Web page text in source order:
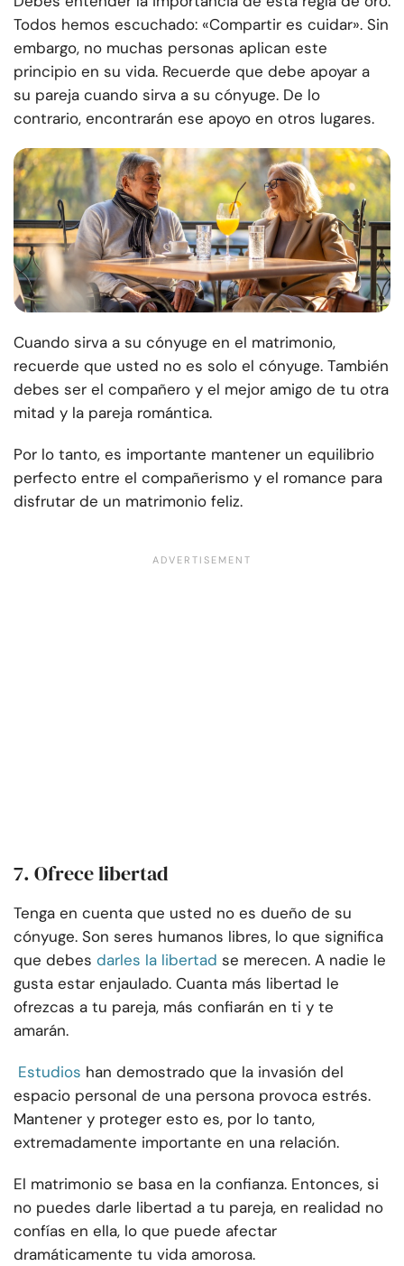
Todos hemos escuchado: «Compartir es cuidar». Sin
embargo, no muchas personas aplican este
principio en su vida. Recuerde que debe apoyar a
su pareja cuando sirva a su cónyuge. De lo
contrario, encontrarán ese apoyo en otros lugares.
Cuando sirva a su cónyuge en el matrimonio,
recuerde que usted no es solo el cónyuge. También
debes ser el compañero y el mejor amigo de tu otra
mitad y la pareja romántica.
Por lo tanto, es importante mantener un equilibrio
perfecto entre el compañerismo y el romance para
disfrutar de un matrimonio feliz.
7. Ofrece libertad
Tenga en cuenta que usted no es dueño de su
cónyuge. Son seres humanos libres, lo que significa
que debes darles la libertad se merecen. A nadie le
gusta estar enjaulado. Cuanta más libertad le
ofrezcas a tu pareja, más confiarán en ti y te
amarán.
Estudios han demostrado que la invasión del
espacio personal de una persona provoca estrés.
Mantener y proteger esto es, por lo tanto,
extremadamente importante en una relación.
El matrimonio se basa en la confianza. Entonces, si
no puedes darle libertad a tu pareja, en realidad no
confías en ella, lo que puede afectar
dramáticamente tu vida amorosa.